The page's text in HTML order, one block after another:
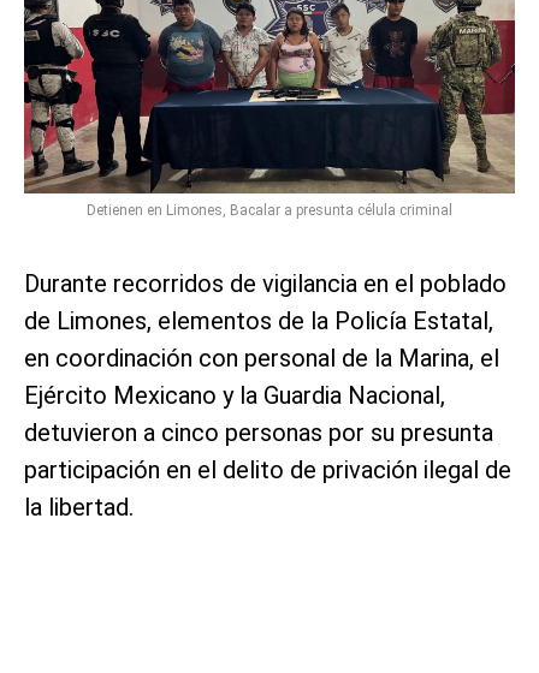
Detienen en Limones, Bacalar a presunta célula criminal
Durante recorridos de vigilancia en el poblado
de Limones, elementos de la Policía Estatal,
en coordinación con personal de la Marina, el
Ejército Mexicano y la Guardia Nacional,
detuvieron a cinco personas por su presunta
participación en el delito de privación ilegal de
la libertad.